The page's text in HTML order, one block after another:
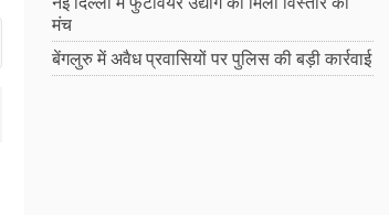
मंच
बेंगलुरु में अवैध प्रवासियों पर पुलिस की बड़ी कार्रवाई